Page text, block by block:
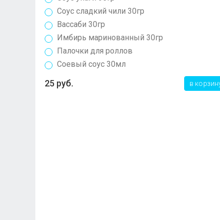
Соус сладкий чили 30гр
Вассаби 30гр
Имбирь маринованный 30гр
Палочки для роллов
Соевый соус 30мл
25 руб. в